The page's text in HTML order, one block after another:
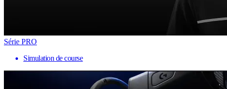
Série PRO
Simulation de course